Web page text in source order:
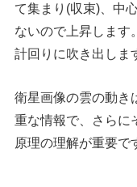
て集まり(収束)、中
ないので上昇します
計回りに吹き出しま
衛星画像の雲の動き
重な情報で、さらに
原理の理解が重要で